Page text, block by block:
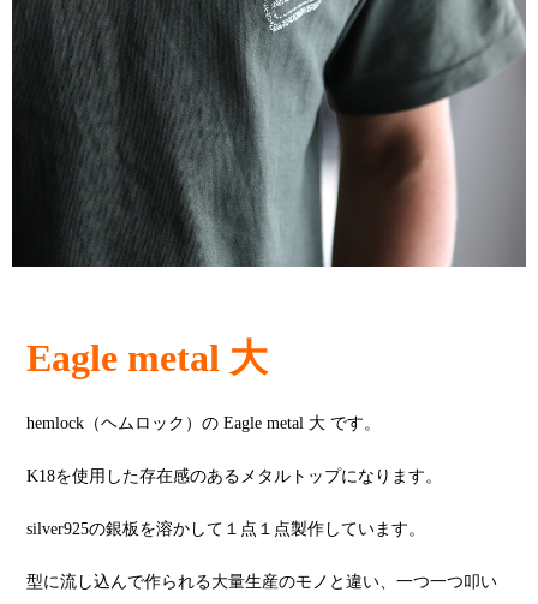
Eagle metal 大
hemlock（ヘムロック）の Eagle metal 大 です。
K18を使用した存在感のあるメタルトップになります。
silver925の銀板を溶かして１点１点製作しています。
型に流し込んで作られる大量生産のモノと違い、一つ一つ叩い